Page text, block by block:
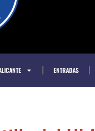
ENTRADAS